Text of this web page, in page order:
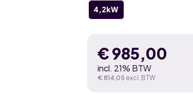
4,2kW
€985,00
incl. 21% BTW
€ 814,05 excl. BTW